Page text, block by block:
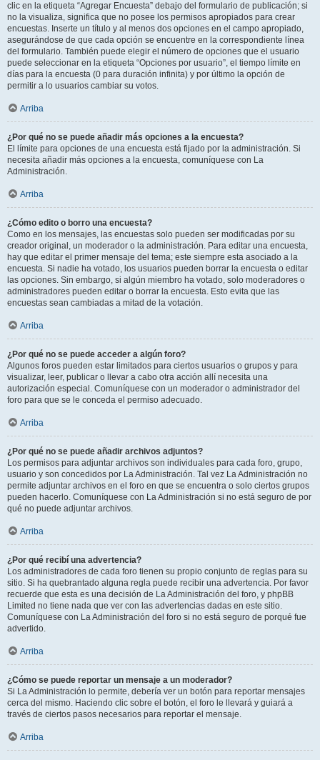
clic en la etiqueta “Agregar Encuesta” debajo del formulario de publicación; si
no la visualiza, significa que no posee los permisos apropiados para crear
encuestas. Inserte un título y al menos dos opciones en el campo apropiado,
asegurándose de que cada opción se encuentre en la correspondiente línea
del formulario. También puede elegir el número de opciones que el usuario
puede seleccionar en la etiqueta “Opciones por usuario”, el tiempo límite en
días para la encuesta (0 para duración infinita) y por último la opción de
permitir a lo usuarios cambiar su votos.
Arriba
¿Por qué no se puede añadir más opciones a la encuesta?
El límite para opciones de una encuesta está fijado por la administración. Si
necesita añadir más opciones a la encuesta, comuníquese con La
Administración.
Arriba
¿Cómo edito o borro una encuesta?
Como en los mensajes, las encuestas solo pueden ser modificadas por su
creador original, un moderador o la administración. Para editar una encuesta,
hay que editar el primer mensaje del tema; este siempre esta asociado a la
encuesta. Si nadie ha votado, los usuarios pueden borrar la encuesta o editar
las opciones. Sin embargo, si algún miembro ha votado, solo moderadores o
administradores pueden editar o borrar la encuesta. Esto evita que las
encuestas sean cambiadas a mitad de la votación.
Arriba
¿Por qué no se puede acceder a algún foro?
Algunos foros pueden estar limitados para ciertos usuarios o grupos y para
visualizar, leer, publicar o llevar a cabo otra acción allí necesita una
autorización especial. Comuníquese con un moderador o administrador del
foro para que se le conceda el permiso adecuado.
Arriba
¿Por qué no se puede añadir archivos adjuntos?
Los permisos para adjuntar archivos son individuales para cada foro, grupo,
usuario y son concedidos por La Administración. Tal vez La Administración no
permite adjuntar archivos en el foro en que se encuentra o solo ciertos grupos
pueden hacerlo. Comuníquese con La Administración si no está seguro de por
qué no puede adjuntar archivos.
Arriba
¿Por qué recibí una advertencia?
Los administradores de cada foro tienen su propio conjunto de reglas para su
sitio. Si ha quebrantado alguna regla puede recibir una advertencia. Por favor
recuerde que esta es una decisión de La Administración del foro, y phpBB
Limited no tiene nada que ver con las advertencias dadas en este sitio.
Comuníquese con La Administración del foro si no está seguro de porqué fue
advertido.
Arriba
¿Cómo se puede reportar un mensaje a un moderador?
Si La Administración lo permite, debería ver un botón para reportar mensajes
cerca del mismo. Haciendo clic sobre el botón, el foro le llevará y guiará a
través de ciertos pasos necesarios para reportar el mensaje.
Arriba